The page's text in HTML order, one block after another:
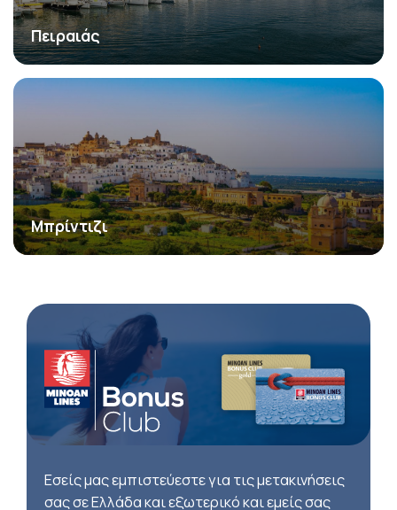
Πειραιάς
Μπρίντιζι
Εσείς μας εμπιστεύεστε για τις μετακινήσεις
σας σε Ελλάδα και εξωτερικό και εμείς σας